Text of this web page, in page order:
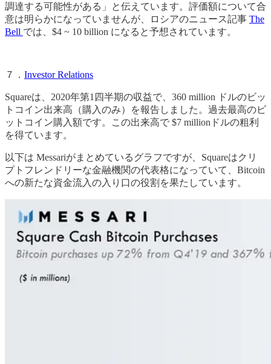
調達する可能性がある」と伝えています。評価額について合
意は明らかになっていませんが、ロシアのニュース記事 The
Bell では、$4 ~ 10 billion になると予想されています。
７． Investor Relations
Squareは、2020年第1四半期の収益で、360 million ドルのビッ
トコイン出来高（購入のみ）を報告しました。過去最高のビ
ットコイン購入額です。この出来高で $7 millionドルの粗利
を得ています。
以下は Messariがまとめているグラフですが、Squareはクリ
プトフレンドリーな金融機関の代表格になっていて、Bitcoin
への新たな資金流入の入り口の役割を果たしています。